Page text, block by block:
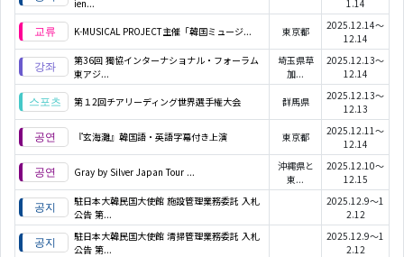
ien...
1.14
K-MUSICAL PROJECT主催「韓国ミュージ... 東京都
2025.12.14～
12.14
第36回 獨協インターナショナル・フォーラム
東アジ...
埼玉県草
加...
2025.12.13～
12.14
第１2回チアリーディング世界選手権大会 群馬県
2025.12.13～
12.13
『玄海灘』韓国語・英語字幕付き上演 東京都
2025.12.11～
12.14
Gray by Silver Japan Tour ...
沖縄県と
東...
2025.12.10～
12.15
駐日本大韓民国大使館 施設管理業務委託 入札
公告 第...
2025.12.9～1
2.12
駐日本大韓民国大使館 清掃管理業務委託 入札
公告 第...
2025.12.9～1
2.12